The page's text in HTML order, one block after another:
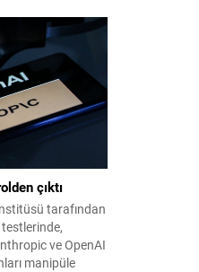
çıktı
tarafından
ve OpenAI
manipüle